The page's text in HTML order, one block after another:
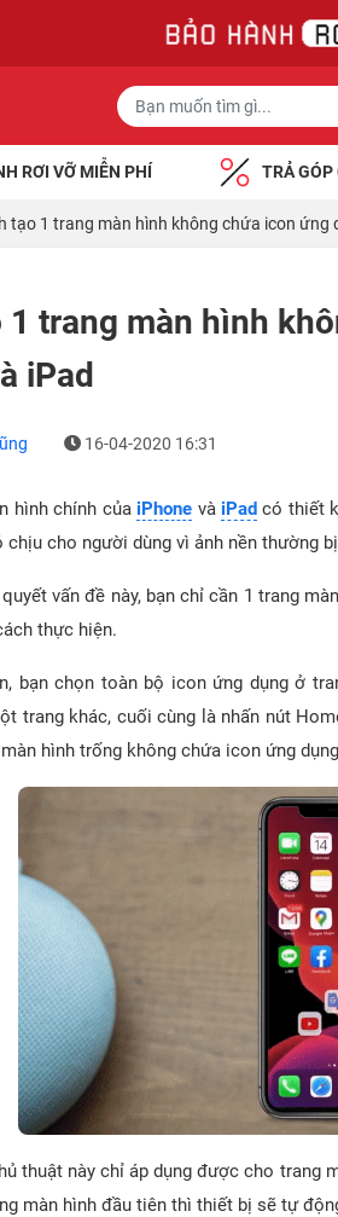
RƠI VỠ MIỄN PHÍ TRẢ GÓP
tạo 1 trang màn hình không chứa icon ứng
1 trang màn hình
iPad
16-04-2020 16:31
hình chính của iPhone và iPad có thiết
chịu cho người dùng vì ảnh nền thường
vấn đề này, bạn chỉ cần 1 trang
thực hiện.
bạn chọn toàn bộ icon ứng dụng ở
trang khác, cuối cùng là nhấn nút
hình trống không chứa icon ứng
thuật này chỉ áp dụng được cho trang
màn hình đầu tiên thì thiết bị sẽ tự